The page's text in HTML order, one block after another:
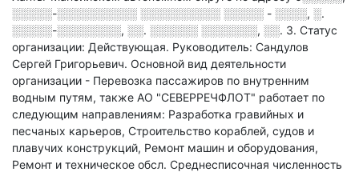
░░░░░-░░░░░░░░░░ ░░░░░░░░░░ ░░░░░ - ░░░░, ░.
░░░░░-░░░░░░░░, ░░. ░░░░░░ ░░░░░░░, ░░. 3. Статус
организации: Действующая. Руководитель: Сандулов
Сергей Григорьевич. Основной вид деятельности
организации - Перевозка пассажиров по внутренним
водным путям, также АО "СЕВЕРРЕЧФЛОТ" работает по
следующим направлениям: Разработка гравийных и
песчаных карьеров, Строительство кораблей, судов и
плавучих конструкций, Ремонт машин и оборудования,
Ремонт и техническое обсл. Среднесписочная численность